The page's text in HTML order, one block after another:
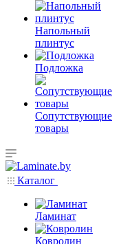
Напольный
плинтус
Подложка
Сопутствующие
товары
Каталог
Ламинат
Ковролин